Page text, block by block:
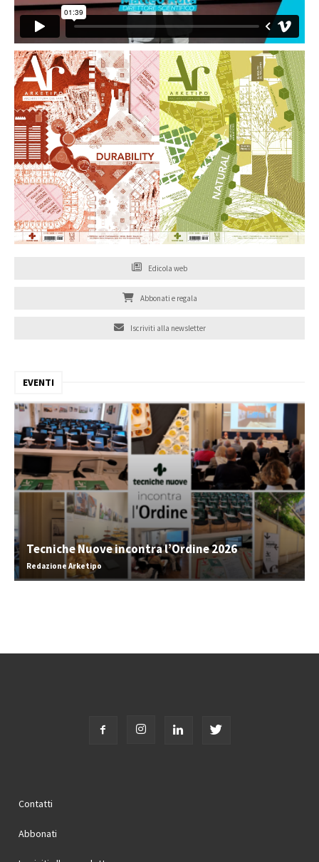
Edicola web
Abbonati e regala
Iscriviti alla newsletter
EVENTI
Tecniche Nuove incontra l’Ordine 2026
Redazione Arketipo
Contatti
Abbonati